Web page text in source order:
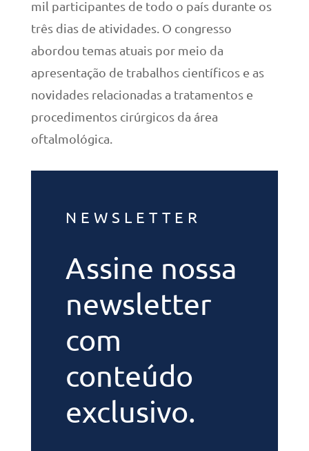
mil participantes de todo o país durante os
três dias de atividades. O congresso
abordou temas atuais por meio da
apresentação de trabalhos científicos e as
novidades relacionadas a tratamentos e
procedimentos cirúrgicos da área
oftalmológica.
NEWSLETTER
Assine nossa
newsletter
com
conteúdo
exclusivo.